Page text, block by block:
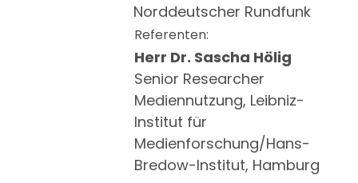
Norddeutscher Rundfunk
Referenten:
Herr Dr. Sascha Hölig
Senior Researcher
Mediennutzung, Leibniz-
Institut für
Medienforschung/Hans-
Bredow-Institut, Hamburg